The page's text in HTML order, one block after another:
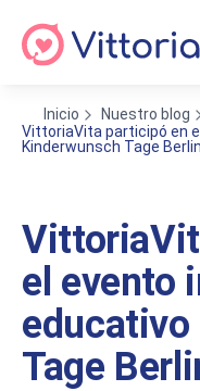
Inicio
Nuestro blog
VittoriaVita participó en
Kinderwunsch Tage Berlin
el evento
educativo
Tage